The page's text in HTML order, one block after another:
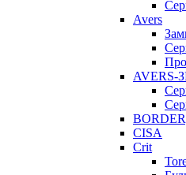
Avers
AVERS-
CISA
Crit